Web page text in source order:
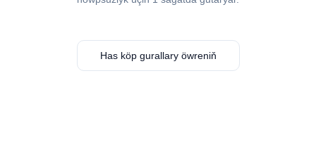
Has köp gurallary öwreniň